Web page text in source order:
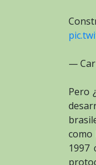
—
Pero
como
1997